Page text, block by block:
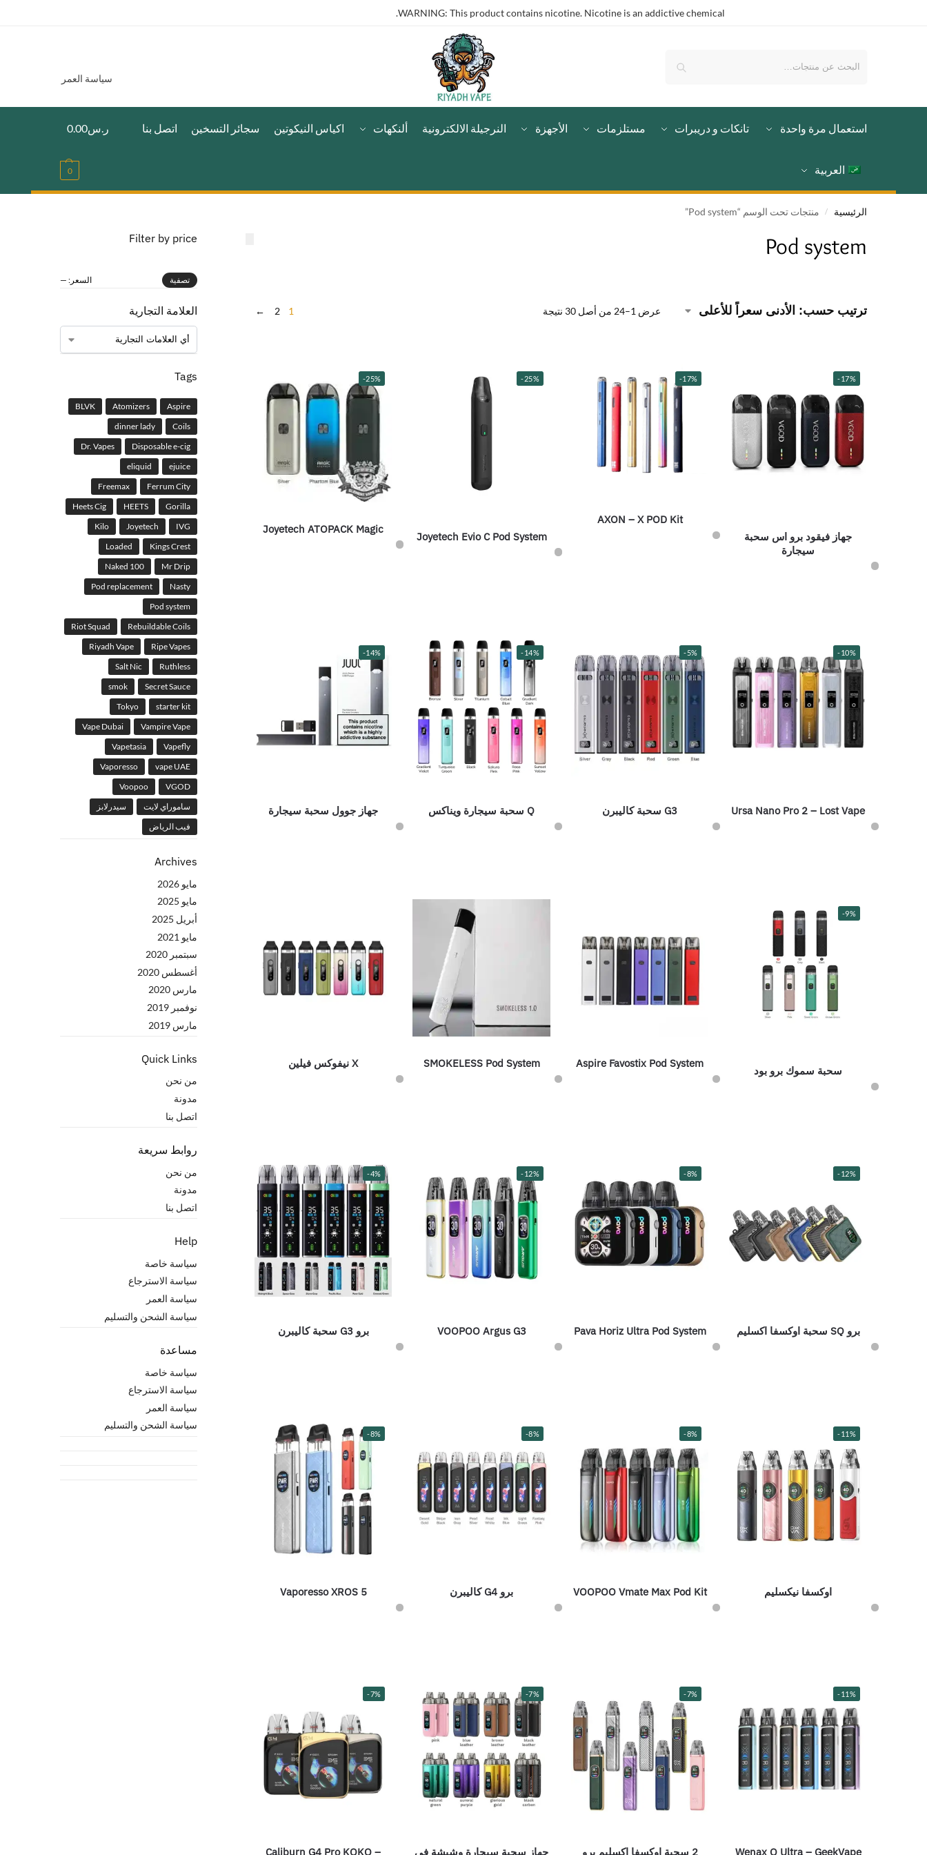
WARNING: This product contains nicotine. Nicotine is an addictive chemical.
سياسة العمر
استعمال مرة واحدة تانكات و دريبرات مستلزمات الأجهزة النرجيلة الالكترونية ألنكهات اكياس النيكوتين سجائر التسخين اتصل بنا
العربية
ر.س0.00
0
الرئيسية / منتجات تحت الوسم “Pod system”
Pod system
عرض 1–24 من أصل 30 نتيجة 1
2
←
-17%
جهاز فيقود برو اس سحبة
سيجارة
-17%
AXON – X POD Kit
-25%
Joyetech Evio C Pod System
-25%
Joyetech ATOPACK Magic
-10%
Ursa Nano Pro 2 – Lost Vape
-5%
G3 سحبة كاليبرن
-14%
Q سحبة سيجارة ويناكس
-14%
جهاز جوول سحبة سيجارة
-9%
سحبة سموك برو بود
Aspire Favostix Pod System
SMOKELESS Pod System X نيفوكس فيلين
-12%
برو SQ سحبة اوكسفا اكسليم
-8%
Pava Horiz Ultra Pod System
-12%
VOOPOO Argus G3
-4%
برو G3 سحبة كاليبرن
-11%
اوكسفا نيكسليم
-8%
VOOPOO Vmate Max Pod Kit
-8%
برو G4 كاليبرن
-8%
Vaporesso XROS 5
-11%
Wenax Q Ultra – GeekVape
-7%
2 سحبة اوكسفا اكسليم برو
-7%
جهاز سحبة سيجارة وشيشة في
-7%
Caliburn G4 Pro KOKO –
Filter by price
تصفية السعر: —
العلامة التجارية
Tags
Aspire
Atomizers
BLVK
Coils
dinner lady
Disposable e-cig
Dr. Vapes
ejuice
eliquid
Ferrum City
Freemax
Gorilla
HEETS
Heets Cig
IVG
Joyetech
Kilo
Kings Crest
Loaded
Mr Drip
Naked 100
Nasty
Pod replacement
Pod system
Rebuildable Coils
Riot Squad
Ripe Vapes
Riyadh Vape
Ruthless
Salt Nic
Secret Sauce
smok
starter kit
Tokyo
Vampire Vape
Vape Dubai
Vapefly
Vapetasia
vape UAE
Vaporesso
VGOD
Voopoo
ساموراي لايت
سيدرلابز
فيب الرياض
Archives
مايو 2026
مايو 2025
أبريل 2025
مايو 2021
سبتمبر 2020
أغسطس 2020
مارس 2020
نوفمبر 2019
مارس 2019
Quick Links
من نحن
مدونة
اتصل بنا
روابط سريعة
من نحن
مدونة
اتصل بنا
Help
سياسة خاصة
سياسة الاسترجاع
سياسة العمر
سياسة الشحن والتسليم
مساعدة
سياسة خاصة
سياسة الاسترجاع
سياسة العمر
سياسة الشحن والتسليم